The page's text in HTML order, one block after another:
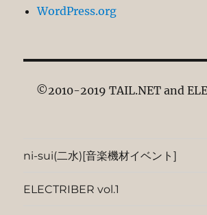
WordPress.org
©2010-2019 TAIL.NET and
ni-sui(二水)[音楽機材イベント]
ELECTRIBER vol.1